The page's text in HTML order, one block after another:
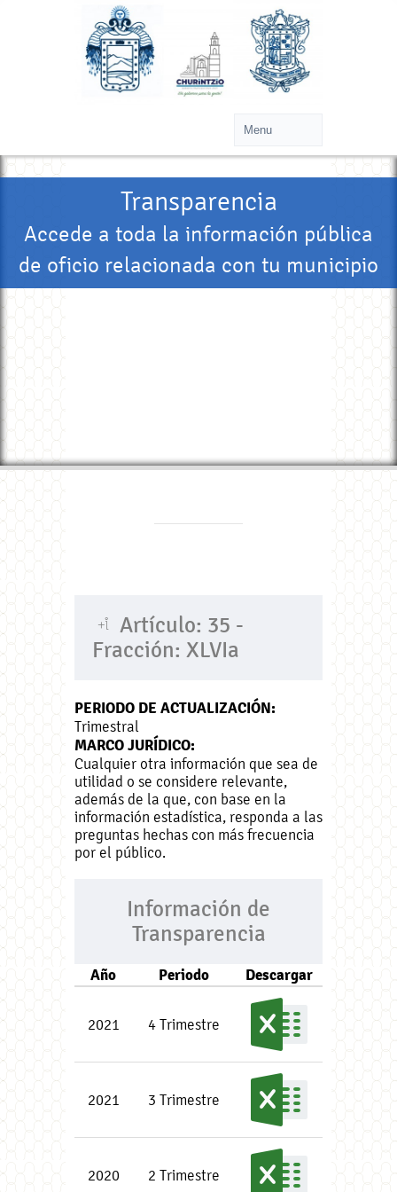
Transparencia
Accede a toda la información pública
de oficio relacionada con tu municipio
Artículo: 35 -
Fracción: XLVIa
PERIODO DE ACTUALIZACIÓN:
Trimestral
MARCO JURÍDICO:
Cualquier otra información que sea de
utilidad o se considere relevante,
además de la que, con base en la
información estadística, responda a las
preguntas hechas con más frecuencia
por el público.
Información de
Transparencia
Año Periodo Descargar
2021 4 Trimestre
2021 3 Trimestre
2020 2 Trimestre